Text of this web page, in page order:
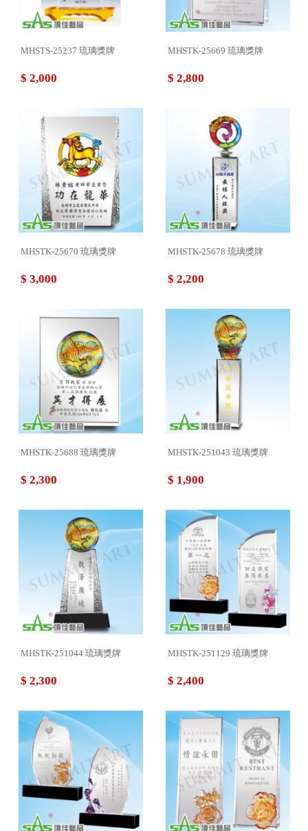
MHSTS-25237 琉璃獎牌
$ 2,000
MHSTK-25669 琉璃獎牌
$ 2,800
MHSTK-25670 琉璃獎牌
$ 3,000
MHSTK-25678 琉璃獎牌
$ 2,200
MHSTK-25688 琉璃獎牌
$ 2,300
MHSTK-251043 琉璃獎牌
$ 1,900
MHSTK-251044 琉璃獎牌
$ 2,300
MHSTK-251129 琉璃獎牌
$ 2,400